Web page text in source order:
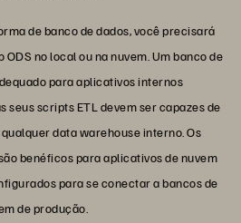
de banco de dados, você precisará
no local ou na nuvem. Um banco de
para aplicativos internos
seus scripts ETL devem ser capazes de
data warehouse interno. Os
benéficos para aplicativos de nuvem
para se conectar a bancos de
de produção.